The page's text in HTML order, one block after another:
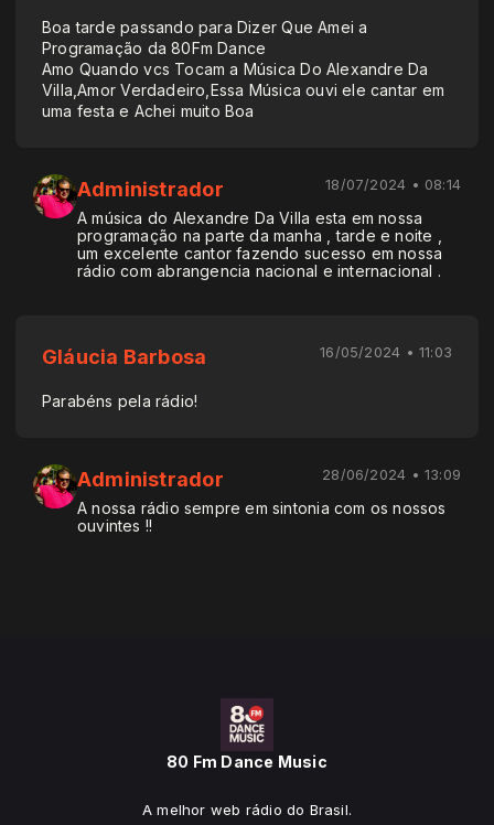
Boa tarde passando para Dizer Que Amei a
Programação da 80Fm Dance
Amo Quando vcs Tocam a Música Do Alexandre Da
Villa,Amor Verdadeiro,Essa Música ouvi ele cantar em
uma festa e Achei muito Boa
Administrador 18/07/2024 • 08:14
A música do Alexandre Da Villa esta em nossa
programação na parte da manha , tarde e noite ,
um excelente cantor fazendo sucesso em nossa
rádio com abrangencia nacional e internacional .
Gláucia Barbosa 16/05/2024 • 11:03
Parabéns pela rádio!
Administrador 28/06/2024 • 13:09
A nossa rádio sempre em sintonia com os nossos
ouvintes !!
80 Fm Dance Music
A melhor web rádio do Brasil.